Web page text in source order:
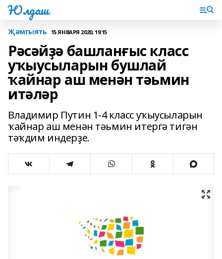
Юлдаш
Җәмгыять 15 ЯНВАРЯ 2020, 19:15
Рәсәйҙә башланғыс класс
уҡыусыларын бушлай
ҡайнар аш менән тәьмин
итәләр
Владимир Путин 1-4 класс уҡыусыларын
ҡайнар аш менән тәьмин итергә тигән
тәҡдим индерҙе.